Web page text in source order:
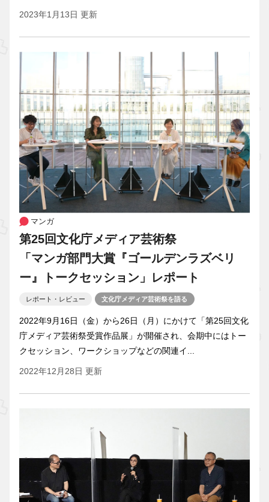
2023年1月13日 更新
マンガ
第25回文化庁メディア芸術祭
「マンガ部門大賞『ゴールデンラズベリ
ー』トークセッション」レポート
レポート・レビュー 文化庁メディア芸術祭を語る
2022年9月16日（金）から26日（月）にかけて「第25回文化
庁メディア芸術祭受賞作品展」が開催され、会期中にはトー
クセッション、ワークショップなどの関連イ...
2022年12月28日 更新